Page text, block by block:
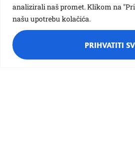
analizirali naš promet. Klikom na
našu upotrebu kolačića.
PRIHVATITI